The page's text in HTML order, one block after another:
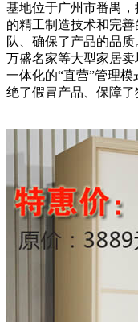
基地位于广州市番禺
的精工制造技术和完
队、确保了产品的品
万盛名家等大型家居
一体化的“直营”管理
绝了假冒产品、保障了